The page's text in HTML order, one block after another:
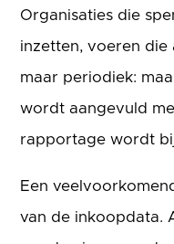
Organisaties die
inzetten, voeren die
maar periodiek:
wordt aangevuld
rapportage wordt
Een
van de inkoopdata.